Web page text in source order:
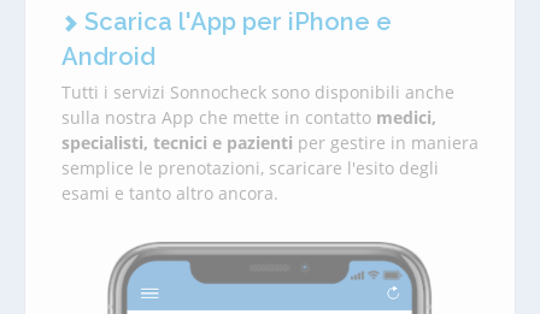
Scarica l'App per iPhone e
Android
Tutti i servizi Sonnocheck sono disponibili anche
sulla nostra App che mette in contatto medici,
specialisti, tecnici e pazienti per gestire in maniera
semplice le prenotazioni, scaricare l'esito degli
esami e tanto altro ancora.